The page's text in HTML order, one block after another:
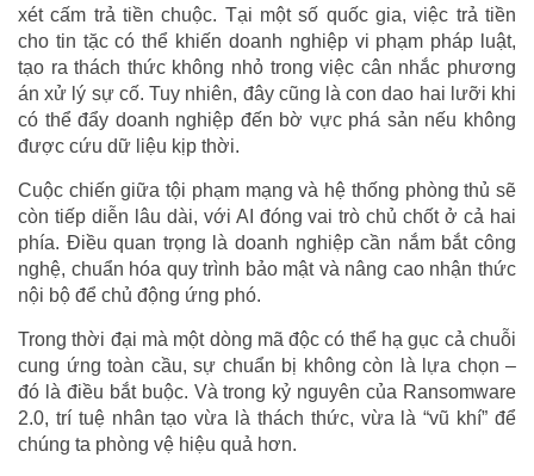
xét cấm trả tiền chuộc. Tại một số quốc gia, việc trả tiền
cho tin tặc có thể khiến doanh nghiệp vi phạm pháp luật,
tạo ra thách thức không nhỏ trong việc cân nhắc phương
án xử lý sự cố. Tuy nhiên, đây cũng là con dao hai lưỡi khi
có thể đẩy doanh nghiệp đến bờ vực phá sản nếu không
được cứu dữ liệu kịp thời.
Cuộc chiến giữa tội phạm mạng và hệ thống phòng thủ sẽ
còn tiếp diễn lâu dài, với AI đóng vai trò chủ chốt ở cả hai
phía. Điều quan trọng là doanh nghiệp cần nắm bắt công
nghệ, chuẩn hóa quy trình bảo mật và nâng cao nhận thức
nội bộ để chủ động ứng phó.
Trong thời đại mà một dòng mã độc có thể hạ gục cả chuỗi
cung ứng toàn cầu, sự chuẩn bị không còn là lựa chọn –
đó là điều bắt buộc. Và trong kỷ nguyên của Ransomware
2.0, trí tuệ nhân tạo vừa là thách thức, vừa là “vũ khí” để
chúng ta phòng vệ hiệu quả hơn.